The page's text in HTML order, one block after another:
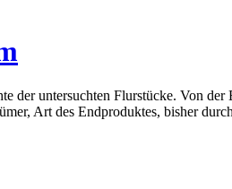
der untersuchten Flurstücke. Von der
Art des Endproduktes, bisher